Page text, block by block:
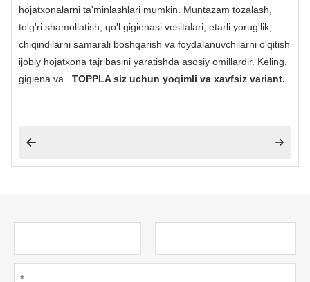
hojatxonalarni ta'minlashlari mumkin. Muntazam tozalash,
to'g'ri shamollatish, qo'l gigienasi vositalari, etarli yorug'lik,
chiqindilarni samarali boshqarish va foydalanuvchilarni o'qitish
ijobiy hojatxona tajribasini yaratishda asosiy omillardir. Keling,
gigiena va... TOPPLA siz uchun yoqimli va xavfsiz variant.
 